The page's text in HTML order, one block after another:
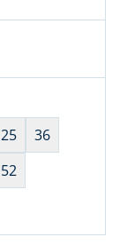
Fit. für
25
36
52